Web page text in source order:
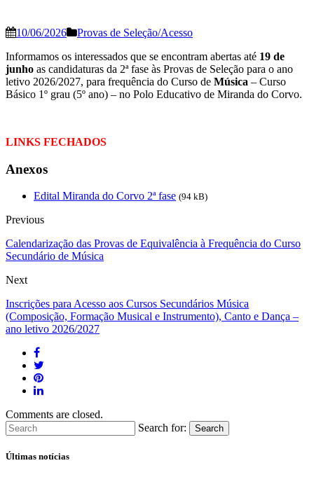
10/06/2026
Provas de Seleção/Acesso
Informamos os interessados que se encontram abertas até 19 de
junho as candidaturas da 2ª fase às Provas de Seleção para o ano
letivo 2026/2027, para frequência do Curso de Música – Curso
Básico 1º grau (5º ano) – no Polo Educativo de Miranda do Corvo.
LINKS FECHADOS
Anexos
Edital Miranda do Corvo 2ª fase (94 kB)
Previous
Calendarização das Provas de Equivalência à Frequência do Curso
Secundário de Música
Next
Inscrições para Acesso aos Cursos Secundários Música
(Composição, Formação Musical e Instrumento), Canto e Dança –
ano letivo 2026/2027
Comments are closed.
Search for:
Search
Últimas notícias